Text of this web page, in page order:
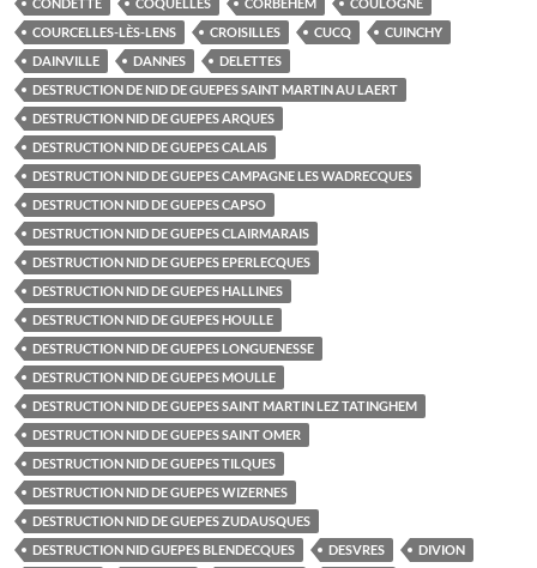
COURCELLES-LÈS-LENS
CROISILLES CUCQ
CUINCHY
DAINVILLE
DANNES
DELETTES
DESTRUCTION DE NID DE GUEPES SAINT MARTIN AU LAERT
DESTRUCTION NID DE GUEPES ARQUES
DESTRUCTION NID DE GUEPES CALAIS
DESTRUCTION NID DE GUEPES CAMPAGNE LES WADRECQUES
DESTRUCTION NID DE GUEPES CAPSO
DESTRUCTION NID DE GUEPES CLAIRMARAIS
DESTRUCTION NID DE GUEPES EPERLECQUES
DESTRUCTION NID DE GUEPES HALLINES
DESTRUCTION NID DE GUEPES HOULLE
DESTRUCTION NID DE GUEPES LONGUENESSE
DESTRUCTION NID DE GUEPES MOULLE
DESTRUCTION NID DE GUEPES SAINT MARTIN LEZ TATINGHEM
DESTRUCTION NID DE GUEPES SAINT OMER
DESTRUCTION NID DE GUEPES TILQUES
DESTRUCTION NID DE GUEPES WIZERNES
DESTRUCTION NID DE GUEPES ZUDAUSQUES
DESTRUCTION NID GUEPES BLENDECQUES
DESVRES
DIVION